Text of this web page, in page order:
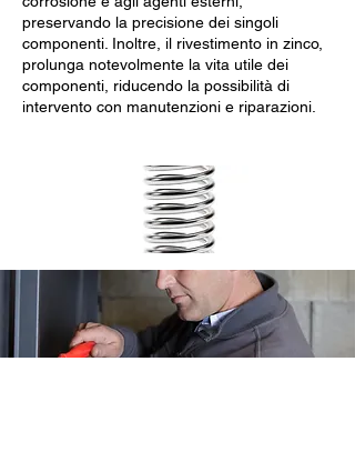
preservando la precisione dei singoli
componenti. Inoltre, il rivestimento in zinco,
prolunga notevolmente la vita utile dei
componenti, riducendo la possibilità di
intervento con manutenzioni e riparazioni.